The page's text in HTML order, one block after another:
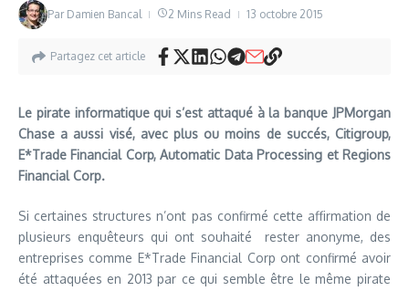
Par Damien Bancal 2 Mins Read 13 octobre 2015
Partagez cet article
Le pirate informatique qui s’est attaqué à la banque JPMorgan
Chase a aussi visé, avec plus ou moins de succés, Citigroup,
E*Trade Financial Corp, Automatic Data Processing et Regions
Financial Corp.
Si certaines structures n’ont pas confirmé cette affirmation de
plusieurs enquêteurs qui ont souhaité rester anonyme, des
entreprises comme E*Trade Financial Corp ont confirmé avoir
été attaquées en 2013 par ce qui semble être le même pirate